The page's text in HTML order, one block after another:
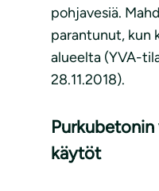
pohjavesiä.
parantunut, kun
alueelta (YVA-
28.11.2018).
käytöt